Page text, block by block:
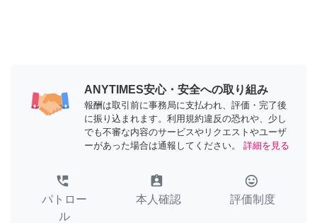
ANYTIMES安心・安全への取り組み
報酬は取引前に事務局に支払われ、評価・完了後
に振り込まれます。利用規約違反の恐れや、少し
でも不審な内容のサービスやリクエストやユーザ
ーがあった場合は通報してください。
詳細を見る
perm_phone_msg
パトロー
ル
assignment_ind
本人確認
tag_faces
評価制度